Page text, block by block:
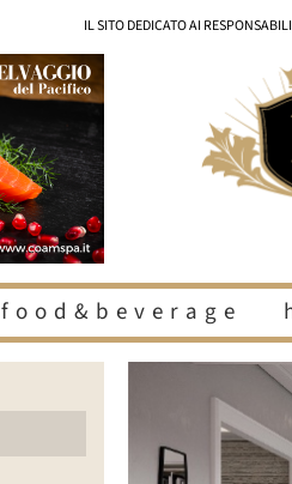
IL SITO DEDICATO AI
food&beverage